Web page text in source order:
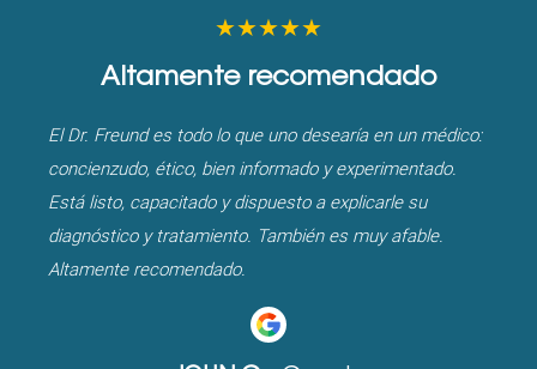
★★★★★
Altamente recomendado
El Dr. Freund es todo lo que uno desearía en un médico:
concienzudo, ético, bien informado y experimentado.
Está listo, capacitado y dispuesto a explicarle su
diagnóstico y tratamiento. También es muy afable.
Altamente recomendado.